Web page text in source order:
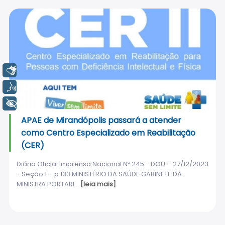
APAE de Mirandópolis passará a atender
como Centro Especializado em Reabilitação
(CER)
Diário Oficial Imprensa Nacional Nº 245 - DOU – 27/12/2023
- Seção 1 – p.133 MINISTÉRIO DA SAÚDE GABINETE DA
MINISTRA PORTARI... [leia mais]
Libras
+ Acessibilidade